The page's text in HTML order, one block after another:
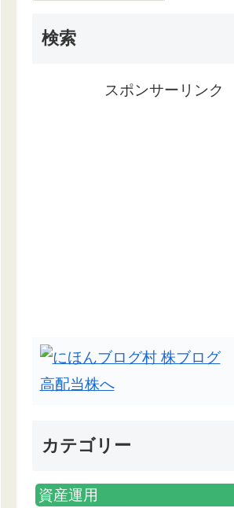
検索
スポンサーリンク
カテゴリー
資産運用